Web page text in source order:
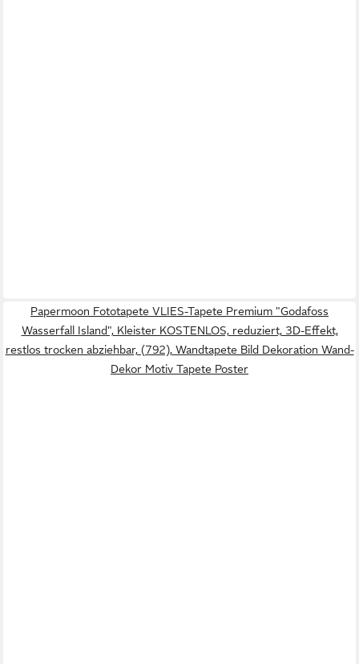
Papermoon Fototapete VLIES-Tapete Premium "Godafoss
Wasserfall Island", Kleister KOSTENLOS, reduziert, 3D-Effekt,
restlos trocken abziehbar, (792), Wandtapete Bild Dekoration Wand-
Dekor Motiv Tapete Poster